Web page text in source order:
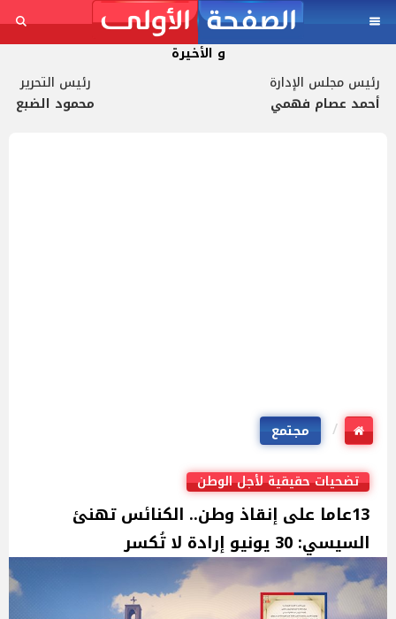
و الأخيرة
رئيس مجلس الإدارة
أحمد عصام فهمي
رئيس التحرير
محمود الضبع
مجتمع
تضحيات حقيقية لأجل الوطن
13عاما على إنقاذ وطن.. الكنائس تهنئ
السيسي: 30 يونيو إرادة لا تُكسر